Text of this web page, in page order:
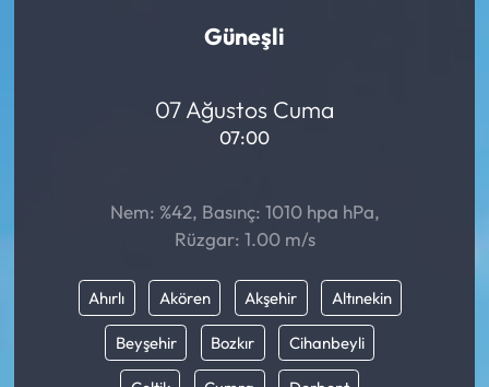
Güneşli
07 Ağustos Cuma
07:00
Nem: %42, Basınç: 1010 hpa hPa,
Rüzgar: 1.00 m/s
Ahırlı Akören Akşehir Altınekin
Beyşehir Bozkır Cihanbeyli
Köşe Yazıları
Spor Yazıları
Mektup Galeri